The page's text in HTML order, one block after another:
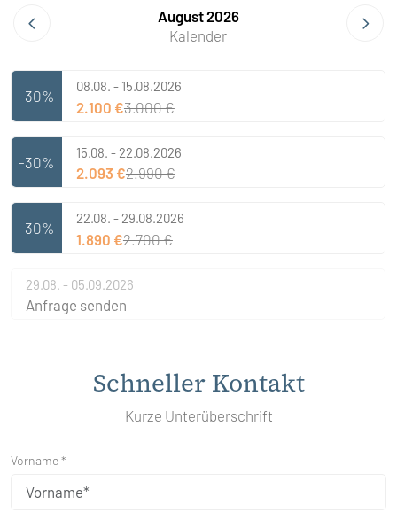
August 2026
Kalender
-30%
08.08. - 15.08.2026
2.100 €3.000 €
-30%
15.08. - 22.08.2026
2.093 €2.990 €
-30%
22.08. - 29.08.2026
1.890 €2.700 €
29.08. - 05.09.2026
Anfrage senden
Schneller Kontakt
Kurze Unterüberschrift
Vorname *